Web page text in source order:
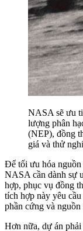
NASA sẽ ưu
lượng phân
(NEP), đồng
giá và thử
Để tối ưu hóa
NASA cần dành sự
hợp, phục vụ đồng
tích hợp này yêu
phần cứng và
Hơn nữa, dự án phải